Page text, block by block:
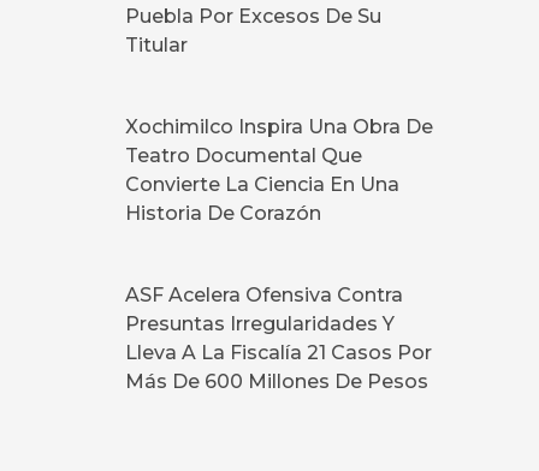
Puebla Por Excesos De Su
Titular
Xochimilco Inspira Una Obra De
Teatro Documental Que
Convierte La Ciencia En Una
Historia De Corazón
ASF Acelera Ofensiva Contra
Presuntas Irregularidades Y
Lleva A La Fiscalía 21 Casos Por
Más De 600 Millones De Pesos